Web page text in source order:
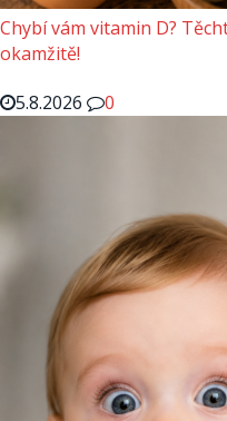
Chybí vám vitamin D?
okamžitě!
5.8.2026
0